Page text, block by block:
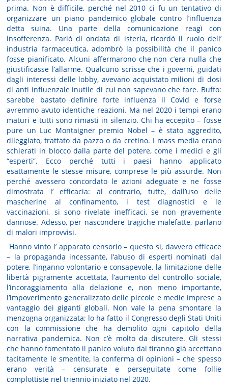
prima. Non è difficile, perché nel 2010 ci fu un tentativo di
organizzare un piano pandemico globale contro l’influenza
detta suina. Una parte della comunicazione reagì con
insofferenza. Parlò di ondata di isteria, ricordò il ruolo dell’
industria farmaceutica, adombrò la possibilità che il panico
fosse pianificato. Alcuni affermarono che non c’era nulla che
giustificasse l’allarme. Qualcuno scrisse che i governi, guidati
dagli interessi delle lobby, avevano acquistato milioni di dosi
di anti influenzale inutile di cui non sapevano che fare. Buffo:
sarebbe bastato definire forte influenza il Covid e forse
avremmo avuto identiche reazioni. Ma nel 2020 i tempi erano
maturi e tutti sono rimasti in silenzio. Chi ha eccepito – fosse
pure un Luc Montaigner premio Nobel – è stato aggredito,
dileggiato, trattato da pazzo o da cretino. I mass media erano
schierati in blocco dalla parte del potere, come i medici e gli
“esperti”. Ecco perché tutti i paesi hanno applicato
esattamente le stesse misure, comprese le più assurde. Non
perché avessero concordato le azioni adeguate e ne fosse
dimostrata l’ efficacia: al contrario, tutte, dall’uso delle
mascherine al confinamento, i test diagnostici e le
vaccinazioni, si sono rivelate inefficaci, se non gravemente
dannose. Adesso, per nascondere tragiche malefatte, parlano
di malori improvvisi.
Hanno vinto l’ apparato censorio – questo sì, davvero efficace
– la propaganda incessante, l’abuso di esperti nominati dal
potere, l’inganno volontario e consapevole, la limitazione delle
libertà pigramente accettata, l’aumento del controllo sociale,
l’incoraggiamento alla delazione e, non meno importante,
l’impoverimento generalizzato delle piccole e medie imprese a
vantaggio dei giganti globali. Non vale la pena smontare la
menzogna organizzata; lo ha fatto il Congresso degli Stati Uniti
con la commissione che ha demolito ogni capitolo della
narrativa pandemica. Non c’è molto da discutere. Gli stessi
che hanno fomentato il panico voluto dal tiranno già accettano
tacitamente le smentite, la conferma di opinioni – che spesso
erano verità – censurate e perseguitate come follie
complottiste nel triennio iniziato nel 2020.